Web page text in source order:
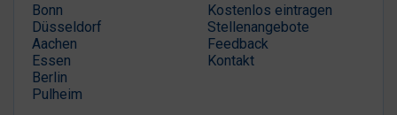
Bonn
Düsseldorf
Aachen
Essen
Berlin
Pulheim
Kostenlos eintragen
Stellenangebote
Feedback
Kontakt